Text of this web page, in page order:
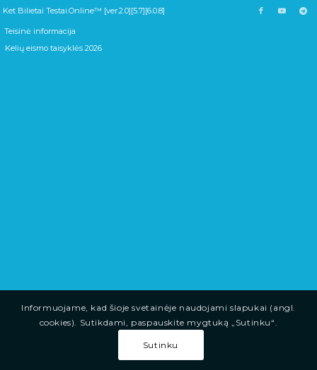
Ket Bilietai Testai.Online™ [ver.2.0][5.7][6.0.8]
Teisinė informacija
Kelių eismo taisyklės 2026
Informuojame, kad šioje svetainėje naudojami slapukai (angl.
cookies). Sutikdami, paspauskite mygtuką „Sutinku“.
Sutinku